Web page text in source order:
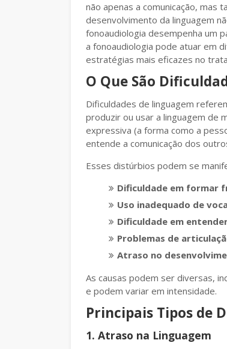
não apenas a comunicação, mas
desenvolvimento da linguagem
fonoaudiologia desempenha um
a fonoaudiologia pode atuar em
estratégias mais eficazes no
O Que São
Dificuldades de linguagem
produzir ou usar a linguagem de
expressiva (a forma como a
entende a comunicação dos
Esses distúrbios podem se
Dificuldade em formar
Uso inadequado de
Dificuldade em
Problemas de
Atraso no
As causas podem ser diversas,
e podem variar em intensidade.
Principais Tipos de
1. Atraso na Linguagem